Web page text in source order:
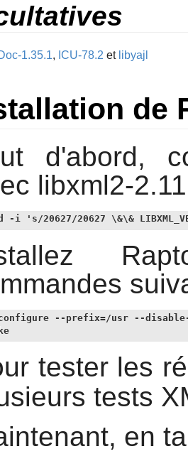
1.35.1, ICU-78.2 et libyajl
de
d'abord,
libxml2-
-i 's/20627/20627 \&\&
--prefix=/usr --
tester les
tests
en